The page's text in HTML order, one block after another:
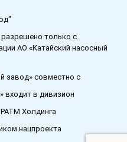
только с
АО «Катайский насосный
завод» совместно с
в дивизион
Холдинга
нацпроекта